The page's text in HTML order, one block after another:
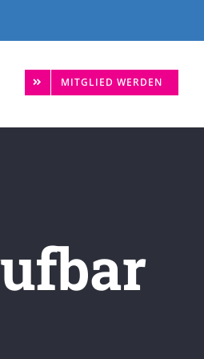
MITGLIED WERDEN